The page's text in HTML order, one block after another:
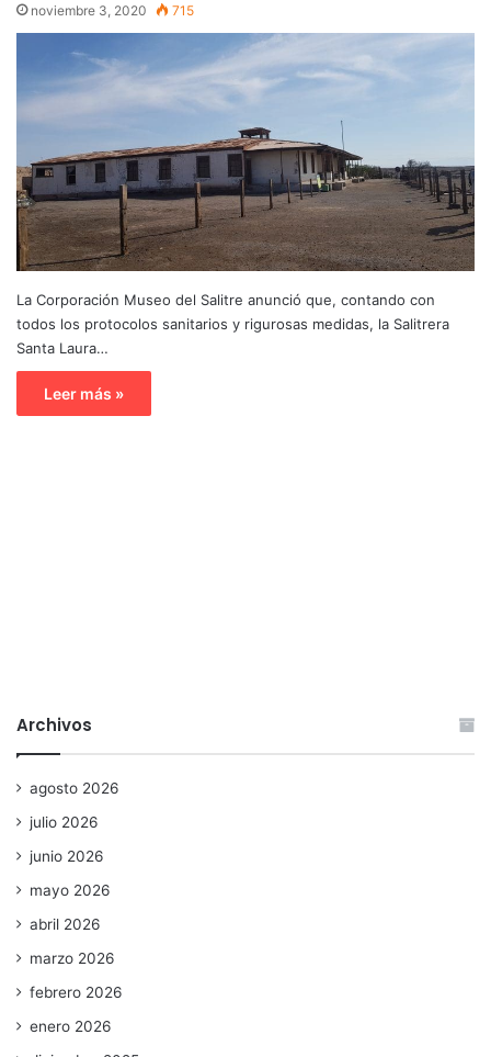
noviembre 3, 2020 715
La Corporación Museo del Salitre anunció que, contando con
todos los protocolos sanitarios y rigurosas medidas, la Salitrera
Santa Laura…
Leer más »
Archivos
agosto 2026
julio 2026
junio 2026
mayo 2026
abril 2026
marzo 2026
febrero 2026
enero 2026